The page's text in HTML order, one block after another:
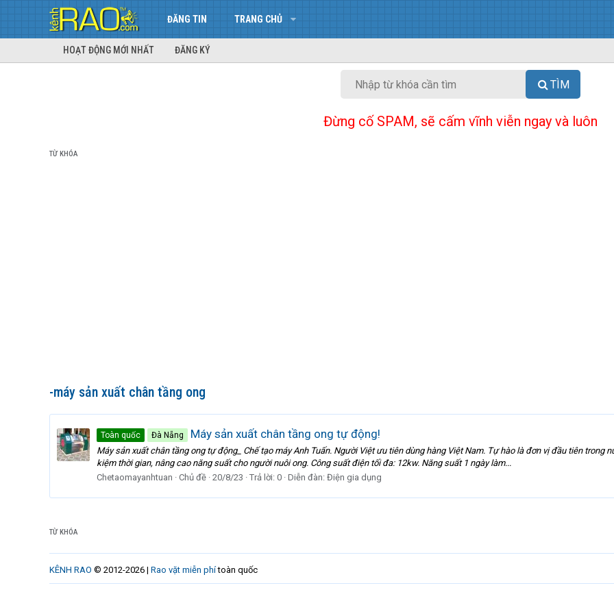
ĐĂNG TIN TRANG CHỦ
HOẠT ĐỘNG MỚI NHẤT ĐĂNG KÝ
TÌM
Đừng cố SPAM, sẽ cấm vĩnh viễn ngay và luôn
TỪ KHÓA
-máy sản xuất chân tầng ong
Toàn quốc Đà Nẵng Máy sản xuất chân tầng ong tự động!
Máy sản xuất chân tầng ong tự động_ Chế tạo máy Anh Tuấn. Người Việt ưu tiên dùng hàng Việt Nam. Tự hào là đơn vị đầu tiên trong
kiệm thời gian, nâng cao năng suất cho người nuôi ong. Công suất điện tối đa: 12kw. Năng suất 1 ngày làm...
Chetaomayanhtuan
Chủ đề 20/8/23 Trả lời: 0 Diễn đàn: Điện gia dụng
TỪ KHÓA
KÊNH RAO © 2012-2026 | Rao vặt miễn phítoàn quốc